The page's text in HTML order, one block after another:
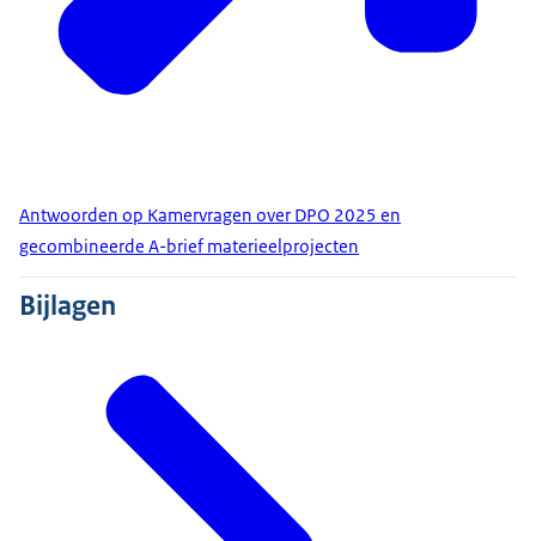
Antwoorden op Kamervragen over DPO 2025 en
gecombineerde A-brief materieelprojecten
Bijlagen